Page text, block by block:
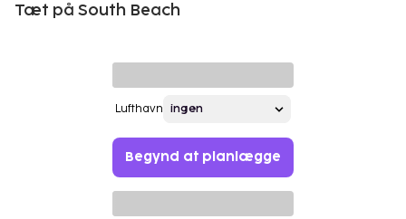
Tæt på South Beach
Lufthavn
Begynd at planlægge